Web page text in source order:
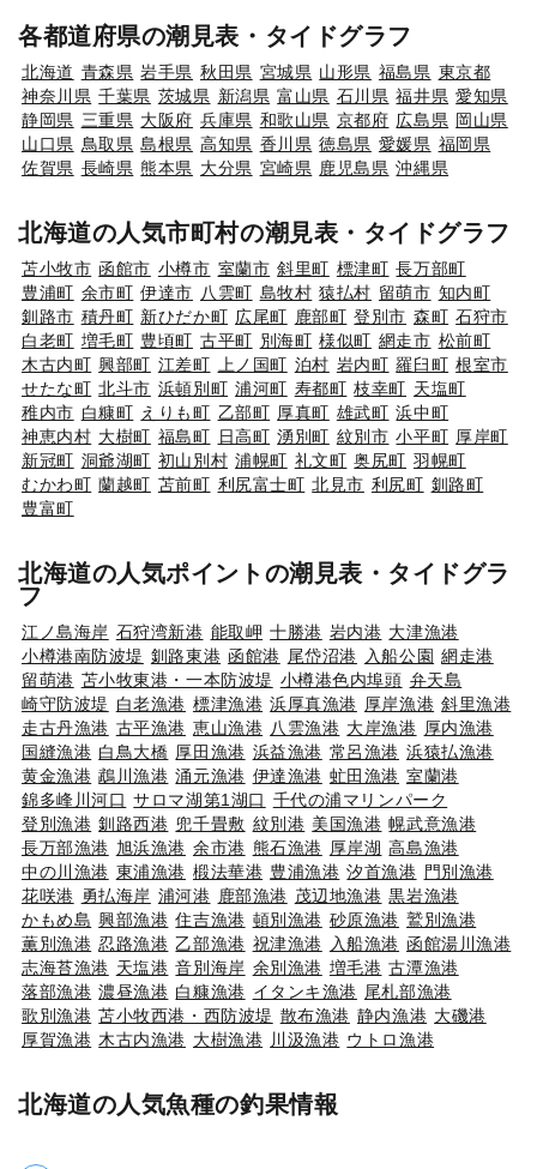
各都道府県の潮見表・タイドグラフ
北海道 青森県 岩手県 秋田県 宮城県 山形県 福島県 東京都
神奈川県 千葉県 茨城県 新潟県 富山県 石川県 福井県 愛知県
静岡県 三重県 大阪府 兵庫県 和歌山県 京都府 広島県 岡山県
山口県 鳥取県 島根県 高知県 香川県 徳島県 愛媛県 福岡県
佐賀県 長崎県 熊本県 大分県 宮崎県 鹿児島県 沖縄県
北海道の人気市町村の潮見表・タイドグラフ
苫小牧市 函館市 小樽市 室蘭市 斜里町 標津町 長万部町
豊浦町 余市町 伊達市 八雲町 島牧村 猿払村 留萌市 知内町
釧路市 積丹町 新ひだか町 広尾町 鹿部町 登別市 森町 石狩市
白老町 増毛町 豊頃町 古平町 別海町 様似町 網走市 松前町
木古内町 興部町 江差町 上ノ国町 泊村 岩内町 羅臼町 根室市
せたな町 北斗市 浜頓別町 浦河町 寿都町 枝幸町 天塩町
稚内市 白糠町 えりも町 乙部町 厚真町 雄武町 浜中町
神恵内村 大樹町 福島町 日高町 湧別町 紋別市 小平町 厚岸町
新冠町 洞爺湖町 初山別村 浦幌町 礼文町 奥尻町 羽幌町
むかわ町 蘭越町 苫前町 利尻富士町 北見市 利尻町 釧路町
豊富町
北海道の人気ポイントの潮見表・タイドグラ
フ
江ノ島海岸 石狩湾新港 能取岬 十勝港 岩内港 大津漁港
小樽港南防波堤 釧路東港 函館港 尾岱沼港 入船公園 網走港
留萌港 苫小牧東港・一本防波堤 小樽港色内埠頭 弁天島
崎守防波堤 白老漁港 標津漁港 浜厚真漁港 厚岸漁港 斜里漁港
走古丹漁港 古平漁港 恵山漁港 八雲漁港 大岸漁港 厚内漁港
国縫漁港 白鳥大橋 厚田漁港 浜益漁港 常呂漁港 浜猿払漁港
黄金漁港 鵡川漁港 涌元漁港 伊達漁港 虻田漁港 室蘭港
錦多峰川河口 サロマ湖第1湖口 千代の浦マリンパーク
登別漁港 釧路西港 兜千畳敷 紋別港 美国漁港 幌武意漁港
長万部漁港 旭浜漁港 余市港 熊石漁港 厚岸湖 高島漁港
中の川漁港 東浦漁港 椴法華港 豊浦漁港 汐首漁港 門別漁港
花咲港 勇払海岸 浦河港 鹿部漁港 茂辺地漁港 黒岩漁港
かもめ島 興部漁港 住吉漁港 頓別漁港 砂原漁港 鷲別漁港
薫別漁港 忍路漁港 乙部漁港 祝津漁港 入船漁港 函館湯川漁港
志海苔漁港 天塩港 音別海岸 余別漁港 増毛港 古潭漁港
落部漁港 濃昼漁港 白糠漁港 イタンキ漁港 尾札部漁港
歌別漁港 苫小牧西港・西防波堤 散布漁港 静内漁港 大磯港
厚賀漁港 木古内漁港 大樹漁港 川汲漁港 ウトロ漁港
北海道の人気魚種の釣果情報